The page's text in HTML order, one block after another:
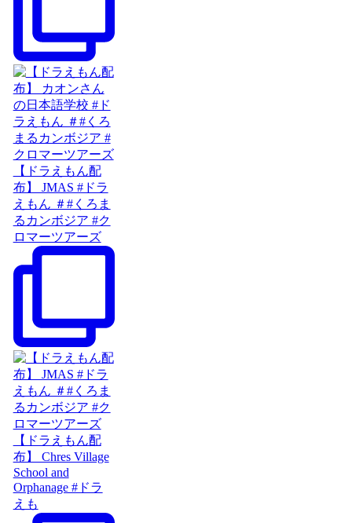
【ドラえもん配
布】 JMAS #ドラ
えもん ＃#くろま
るカンボジア #ク
ロマーツアーズ
【ドラえもん配
布】 Chres Village
School and
Orphanage #ドラ
えも